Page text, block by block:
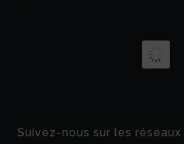
Suivez-nous sur les réseaux